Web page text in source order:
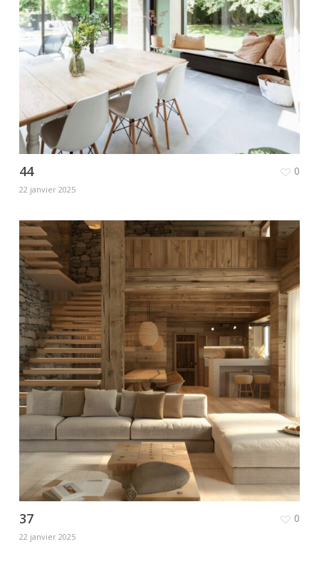
44
22 janvier 2025
0
37
22 janvier 2025
0